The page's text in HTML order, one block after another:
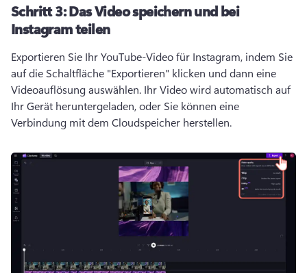
Schritt 3:Das Video speichern und bei
Instagram teilen
Exportieren Sie Ihr YouTube-Video für Instagram, indem Sie
auf die Schaltfläche "Exportieren" klicken und dann eine
Videoauflösung auswählen. Ihr Video wird automatisch auf
Ihr Gerät heruntergeladen, oder Sie können eine
Verbindung mit dem Cloudspeicher herstellen.